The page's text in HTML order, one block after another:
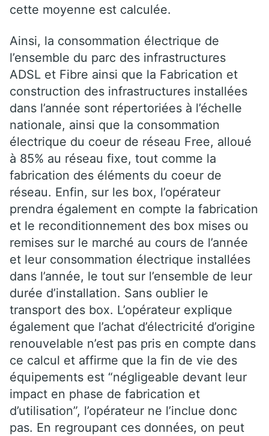
cette moyenne est calculée.
Ainsi, la consommation électrique de
l’ensemble du parc des infrastructures
ADSL et Fibre ainsi que la Fabrication et
construction des infrastructures installées
dans l’année sont répertoriées à l’échelle
nationale, ainsi que la consommation
électrique du coeur de réseau Free, alloué
à 85% au réseau fixe, tout comme la
fabrication des éléments du coeur de
réseau. Enfin, sur les box, l’opérateur
prendra également en compte la fabrication
et le reconditionnement des box mises ou
remises sur le marché au cours de l’année
et leur consommation électrique installées
dans l’année, le tout sur l’ensemble de leur
durée d’installation. Sans oublier le
transport des box. L’opérateur explique
également que l’achat d’électricité d’origine
renouvelable n’est pas pris en compte dans
ce calcul et affirme que la fin de vie des
équipements est “négligeable devant leur
impact en phase de fabrication et
d’utilisation”, l’opérateur ne l’inclue donc
pas. En regroupant ces données, on peut